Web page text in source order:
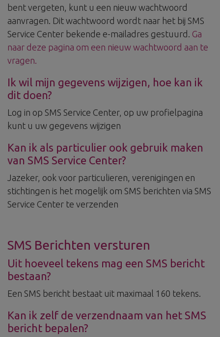
bent vergeten, kunt u een nieuw wachtwoord
aanvragen. Dit wachtwoord wordt naar het bij SMS
Service Center bekende e-mailadres gestuurd. Ga
naar deze pagina om een nieuw wachtwoord aan te
vragen.
Ik wil mijn gegevens wijzigen, hoe kan ik
dit doen?
Log in op SMS Service Center, op uw profielpagina
kunt u uw gegevens wijzigen
Kan ik als particulier ook gebruik maken
van SMS Service Center?
Jazeker, ook voor particulieren, verenigingen en
stichtingen is het mogelijk om SMS berichten via SMS
Service Center te verzenden
SMS Berichten versturen
Uit hoeveel tekens mag een SMS bericht
bestaan?
Een SMS bericht bestaat uit maximaal 160 tekens.
Kan ik zelf de verzendnaam van het SMS
bericht bepalen?